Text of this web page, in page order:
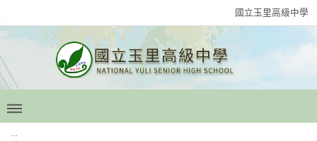
國立玉里高級中學
:::